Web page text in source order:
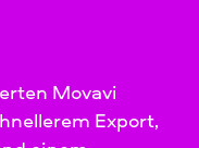
Movavi
Export,